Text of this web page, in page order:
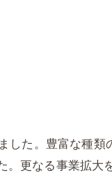
した。豊富な種類
更なる事業拡大